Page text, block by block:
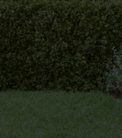
het perk geen extra
dit kan het hele jaar door